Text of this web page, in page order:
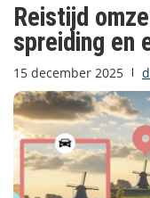
Reistijd
spreiding en
15 december 2025